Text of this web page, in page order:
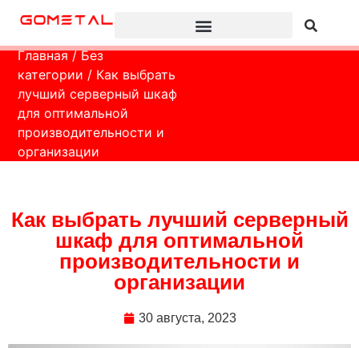
Главная/Без
категории / Как выбрать
лучший серверный шкаф
для оптимальной
производительности и
организации
Как выбрать лучший серверный
шкаф для оптимальной
производительности и
организации
30 августа, 2023